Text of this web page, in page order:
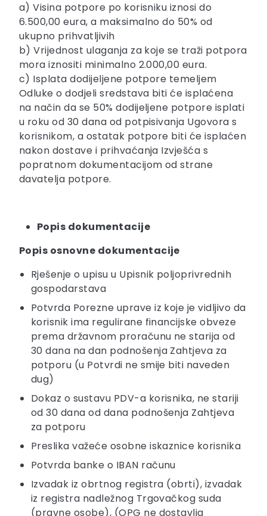
a) Visina potpore po korisniku iznosi do
6.500,00 eura, a maksimalno do 50% od
ukupno prihvatljivih
b) Vrijednost ulaganja za koje se traži potpora
mora iznositi minimalno 2.000,00 eura.
c) Isplata dodijeljene potpore temeljem
Odluke o dodjeli sredstava biti će isplaćena
na način da se 50% dodijeljene potpore isplati
u roku od 30 dana od potpisivanja Ugovora s
korisnikom, a ostatak potpore biti će isplaćen
nakon dostave i prihvaćanja Izvješća s
popratnom dokumentacijom od strane
davatelja potpore.
Popis dokumentacije
Popis osnovne dokumentacije
Rješenje o upisu u Upisnik poljoprivrednih
gospodarstava
Potvrda Porezne uprave iz koje je vidljivo da
korisnik ima regulirane financijske obveze
prema državnom proračunu ne starija od
30 dana na dan podnošenja Zahtjeva za
potporu (u Potvrdi ne smije biti naveden
dug)
Dokaz o sustavu PDV-a korisnika, ne stariji
od 30 dana od dana podnošenja Zahtjeva
za potporu
Preslika važeće osobne iskaznice korisnika
Potvrda banke o IBAN računu
Izvadak iz obrtnog registra (obrti), izvadak
iz registra nadležnog Trgovačkog suda
(pravne osobe), (OPG ne dostavlja